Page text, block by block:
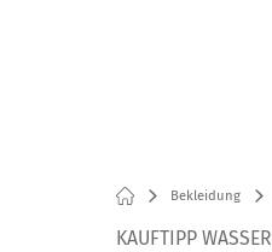
Bekleidung
KAUFTIPP